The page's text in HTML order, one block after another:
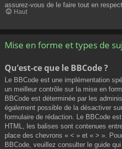
assurez-vous de le faire tout en
Haut
Mise en forme et types de
Qu’est-ce que le BBCode ?
Le BBCode est une implémentation
un meilleur contrôle sur la mise en
BBCode est déterminée par les
également possible de la désactiver
formulaire de rédaction. Le BBCode
HTML, les balises sont contenues
place des chevrons « < » et « > ».
BBCode, veuillez consulter le guide